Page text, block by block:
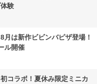
験
月は新作ビビンバピザ登場！
ル開催
コラボ！夏休み限定ミニカ